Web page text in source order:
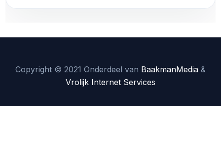
Copyright © 2021 Onderdeel van BaakmanMedia &
Vrolijk Internet Services